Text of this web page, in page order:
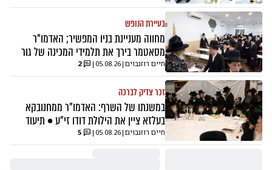
בעיירת הנופש
מחווה מעניינת בניו המפשיר; האדמו"ר
מסאטמר בירך את תלמידי המכינה של גור
חיים רוזנבוים |
05.08.26
|
2
זכר צדיק לברכה
במשנתו של השרף: האדמו"ר ממחנובקא
בעלזא ציין את הילולת דודו זי"ע • תיעוד
חיים רוזנבוים |
05.08.26
|
5